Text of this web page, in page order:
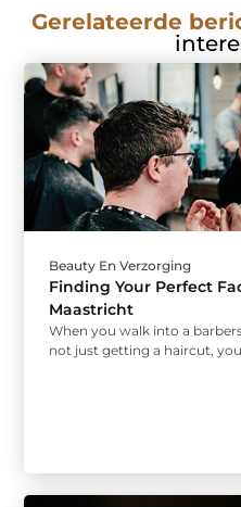
Gerelateerde
Beauty En Verzorging
Finding Your Perfect
Maastricht
When you walk into a
not just getting a haircut,